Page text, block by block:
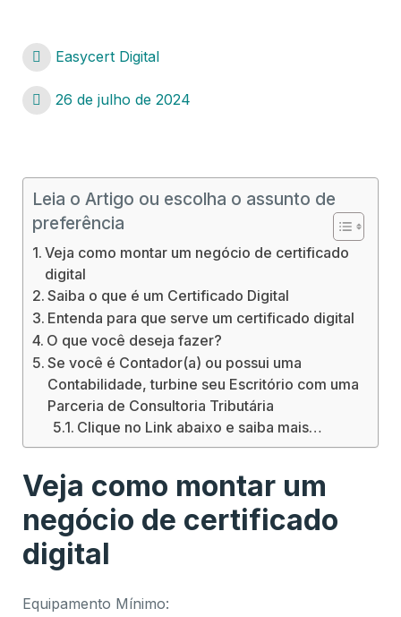
Easycert Digital
26 de julho de 2024
Leia o Artigo ou escolha o assunto de
preferência
Veja como montar um negócio de certificado
digital
Saiba o que é um Certificado Digital
Entenda para que serve um certificado digital
O que você deseja fazer?
Se você é Contador(a) ou possui uma
Contabilidade, turbine seu Escritório com uma
Parceria de Consultoria Tributária
Clique no Link abaixo e saiba mais…
Veja como montar um
negócio de certificado
digital
Equipamento Mínimo: